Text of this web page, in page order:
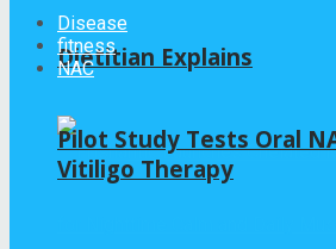
Dietitian Explains
Disease
fitness
NAC
Pilot Study Tests Oral
Vitiligo Therapy